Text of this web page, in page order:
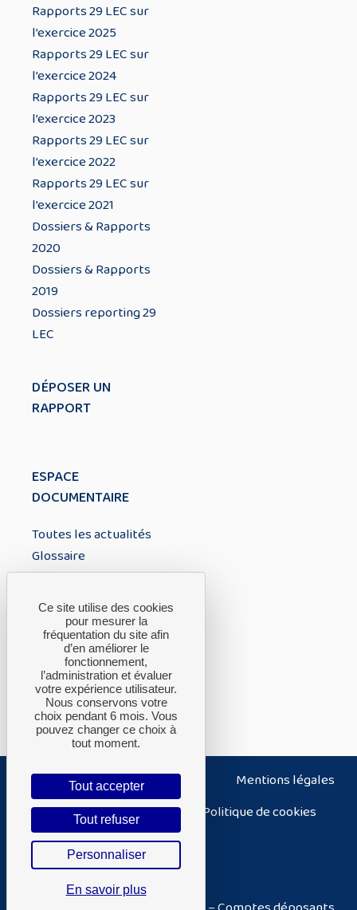
Rapports 29 LEC sur
l’exercice 2025
Rapports 29 LEC sur
l’exercice 2024
Rapports 29 LEC sur
l’exercice 2023
Rapports 29 LEC sur
l’exercice 2022
Rapports 29 LEC sur
l’exercice 2021
Dossiers & Rapports
2020
Dossiers & Rapports
2019
Dossiers reporting 29
LEC
DÉPOSER UN
RAPPORT
ESPACE
DOCUMENTAIRE
Toutes les actualités
Glossaire
À PROPOS
A propos du CTH
FAQ
Nous contacter
Nous contacter Plan du site
Mentions légales
Politique de confidentialité
Politique de cookies
Accessibilité – non conforme
Conditions générales d’utilisation
Ce site utilise des cookies
pour mesurer la
fréquentation du site afin
d’en améliorer le
fonctionnement,
l’administration et évaluer
votre expérience utilisateur.
Nous conservons votre
choix pendant 6 mois. Vous
pouvez changer ce choix à
tout moment.
Tout accepter
Tout refuser
Personnaliser
En savoir plus